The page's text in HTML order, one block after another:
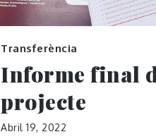
Transferència
Informe final
projecte
Abril 19, 2022